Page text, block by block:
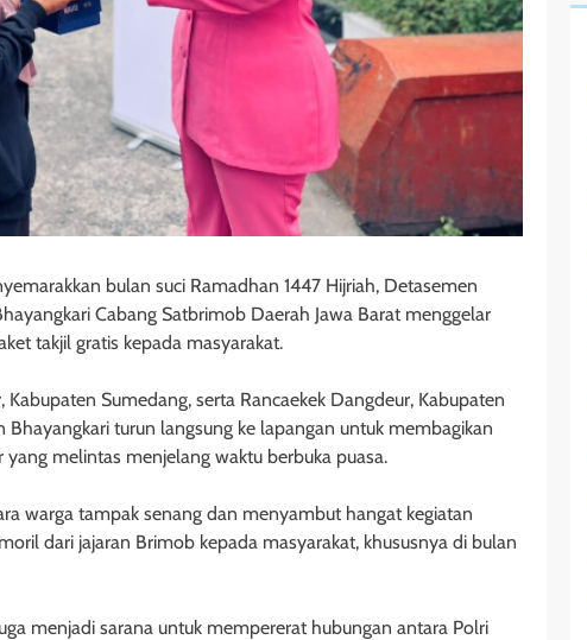
bulan suci Ramadhan 1447 Hijriah, Detasemen
Cabang Satbrimob Daerah Jawa Barat menggelar
takjil gratis kepada masyarakat.
Sumedang, serta Rancaekek Dangdeur, Kabupaten
turun langsung ke lapangan untuk membagikan
melintas menjelang waktu berbuka puasa.
warga tampak senang dan menyambut hangat kegiatan
dari jajaran Brimob kepada masyarakat, khususnya di bulan
menjadi sarana untuk mempererat hubungan antara Polri